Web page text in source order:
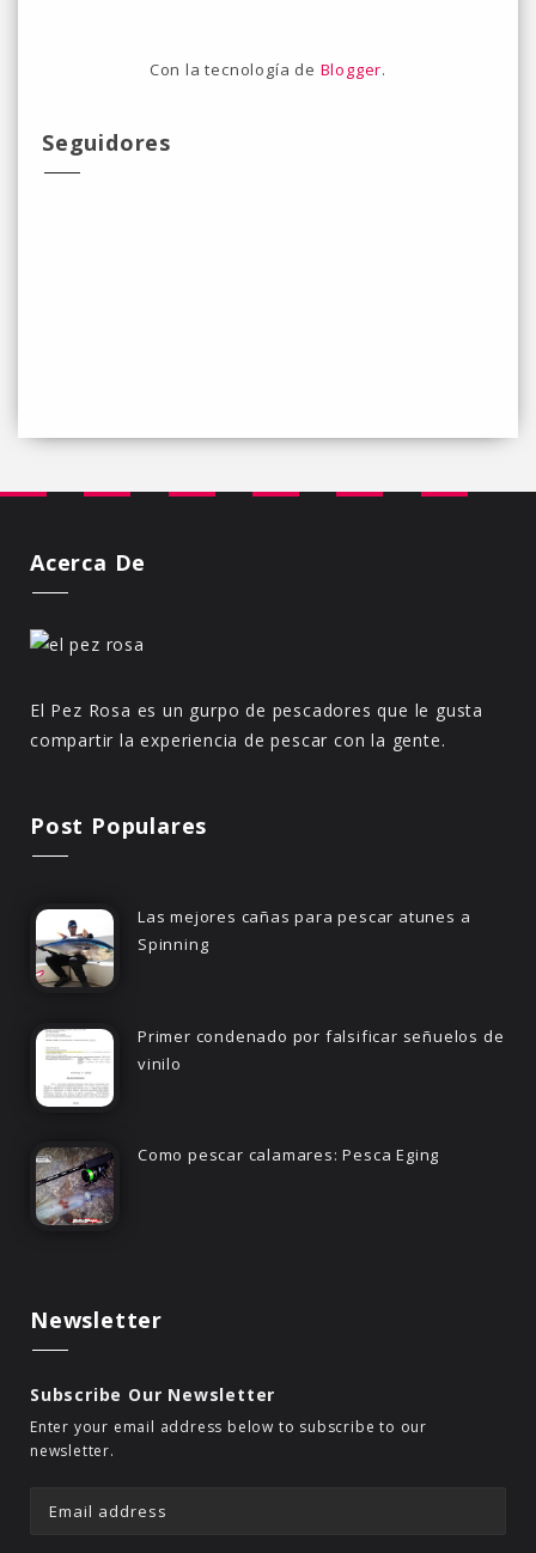
Con la tecnología de Blogger.
Seguidores
Acerca De
El Pez Rosa es un gurpo de pescadores que le gusta
compartir la experiencia de pescar con la gente.
Post Populares
Las mejores cañas para pescar atunes a
Spinning
Primer condenado por falsificar señuelos de
vinilo
Como pescar calamares: Pesca Eging
Newsletter
Subscribe Our Newsletter
Enter your email address below to subscribe to our
newsletter.